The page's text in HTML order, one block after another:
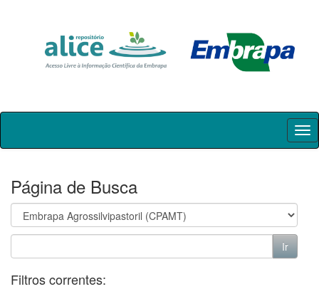
Skip
Página de Busca
Filtros correntes: